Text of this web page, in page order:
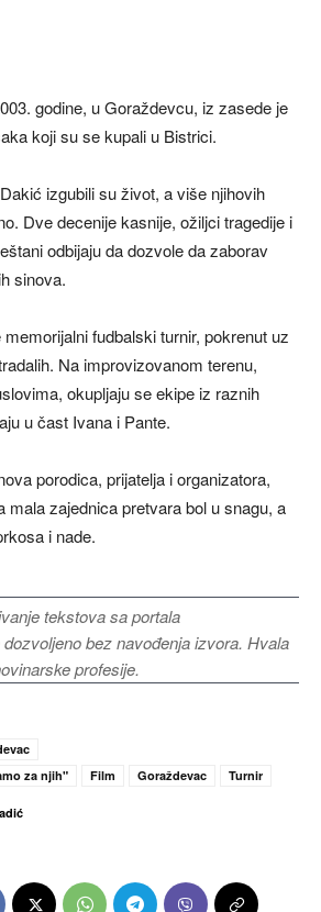
godine, u Goraždevcu, iz zasede je
koji su se kupali u Bistrici.
izgubili su život, a više njihovih
Dve decenije kasnije, ožiljci tragedije i
odbijaju da dozvole da zaborav
sinova.
fudbalski turnir, pokrenut uz
Na improvizovanom terenu,
okupljaju se ekipe iz raznih
u čast Ivana i Pante.
porodica, prijatelja i organizatora,
mala zajednica pretvara bol u snagu, a
i nade.
tekstova sa portala
bez navođenja izvora. Hvala
profesije.
za njih" Film Goraždevac Turnir